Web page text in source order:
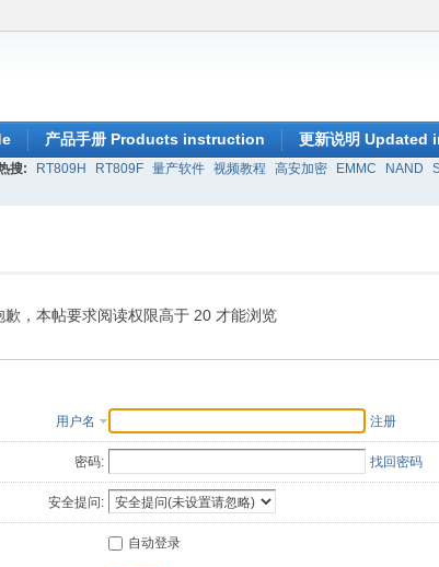
产品手册 Products instruction 更新说明 Updated
搜: RT809H RT809F 量产软件 视频教程 高安加密 EMMC NAND
歉，本帖要求阅读权限高于 20 才能浏览
用户名 注册
密码: 找回密码
安全提问:
自动登录